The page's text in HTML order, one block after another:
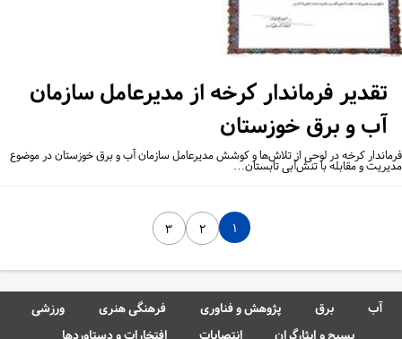
تقدیر فرماندار کرخه از مدیرعامل سازمان
آب و برق خوزستان
کرخه در لوحی از تلاش‌ها و کوشش مدیرعامل سازمان آب و برق خوزستان در موضوع
و مقابله با تنش‌آبی تابستان…
آب برق پژوهش و فناوری فرهنگی هنری
ورزشی
بسیج و ایثارگران
انتصابات افتخارات و دستاوردها